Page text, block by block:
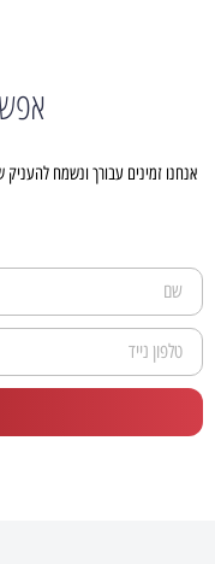
אנחנו זמינים עבורך ונשמח להעניק